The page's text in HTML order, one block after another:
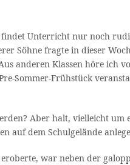
Unterricht nur noch
Söhne fragte in dieser
anderen Klassen höre ich
Sommer-Frühstück
Aber halt, vielleicht um
auf dem Schulgelände
war neben der